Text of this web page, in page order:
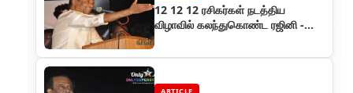
12 12 12 ரசிகர்கள் நடத்திய
விழாவில் கலந்துகொண்ட ரஜினி -